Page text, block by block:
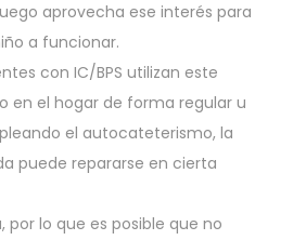
aprovecha ese interés para
a funcionar.
con IC/BPS utilizan este
en el hogar de forma regular u
el autocateterismo, la
puede repararse en cierta
por lo que es posible que no